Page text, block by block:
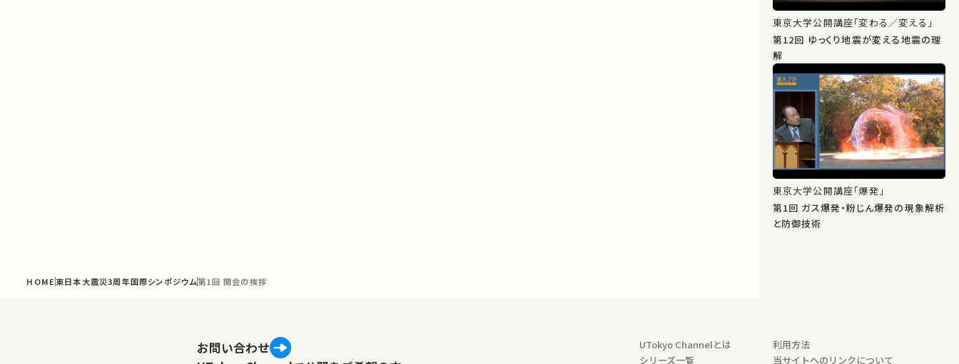
HOME東日本大震災3周年国際シンポジウム第1回 開会の挨拶
東京大学公開講座「変わる／変える」
第12回 ゆっくり地震が変える地震の理
解
東京大学公開講座「爆発」
第1回 ガス爆発・粉じん爆発の現象解析
と防御技術
お問い合わせ
UTokyo Channelとは
シリーズ一覧
利用方法
当サイトへのリンクについて